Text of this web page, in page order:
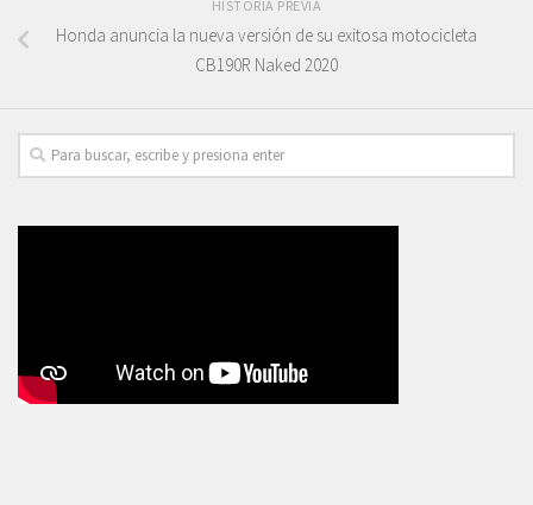
HISTORIA PREVIA
Honda anuncia la nueva versión de su exitosa motocicleta
CB190R Naked 2020